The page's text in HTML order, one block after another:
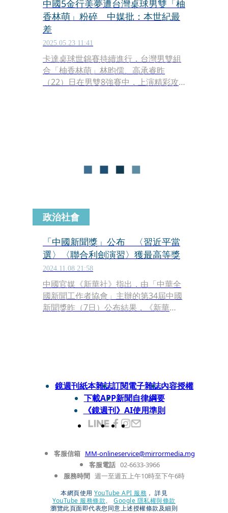
中國5金行美夢遭台灣桌球男雙「柚
香林萌」粉碎 中媒批：本世紀最
差
2025.05.23 11:41
卡達桌球世錦賽持續進行，台灣男雙組
合「柚香林萌」林昀儒、高承睿昨
（22）日在男雙8強賽中，上演精彩攻
紀最差戰績」。
政治社會
「中國新聞獎」公布 〈習近平當
選〉〈聯合利劍演習〉獲最高等獎
2024.11.08 21:58
中國官媒《新華社》指出，由「中華全
國新聞工作者協會」主辦的第34屆中國
新聞獎昨（7日）公布結果，《新華
鏡週刊紙本雜誌訂閱電子雜誌內容授權
下載APP新聞自律綱要
《鏡週刊》AI使用準則
客服信箱 MM-onlineservice@mirrormedia.mg
客服電話 02-6633-3966
服務時間 週一至週五上午10時至下午6時
本網頁使用 YouTube API 服務 ， 詳見
YouTube 服務條款、
Google 隱私權與條款
瀏覽此頁面即代表您同意上述授權條款及細則